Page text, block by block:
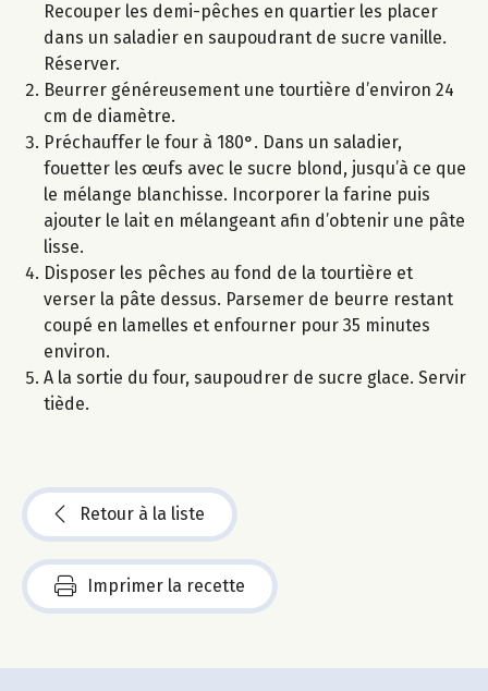
Recouper les demi-pêches en quartier les placer
dans un saladier en saupoudrant de sucre vanille.
Réserver.
Beurrer généreusement une tourtière d’environ 24
cm de diamètre.
Préchauffer le four à 180°. Dans un saladier,
fouetter les œufs avec le sucre blond, jusqu’à ce que
le mélange blanchisse. Incorporer la farine puis
ajouter le lait en mélangeant afin d’obtenir une pâte
lisse.
Disposer les pêches au fond de la tourtière et
verser la pâte dessus. Parsemer de beurre restant
coupé en lamelles et enfourner pour 35 minutes
environ.
A la sortie du four, saupoudrer de sucre glace. Servir
tiède.
Retour à la liste
Imprimer la recette